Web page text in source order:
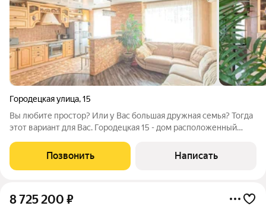
Городецкая улица,15
Вы любите простор? Или у Вас большая дружная семья? Тогда
этот вариант для Вас. Городецкая 15 - дом расположенный
лоджий устремляется прямо на Гритинскую горку.
Малоэтажные дома - это плюс,
Позвонить Написать
8 725 200 ₽